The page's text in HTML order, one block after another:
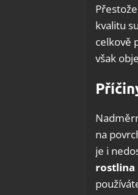
kvalitu
celkově
však
na
je i
rostlina